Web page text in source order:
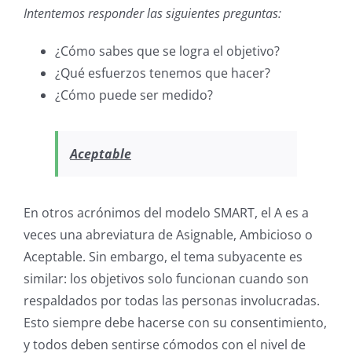
Intentemos responder las siguientes preguntas:
¿Cómo sabes que se logra el objetivo?
¿Qué esfuerzos tenemos que hacer?
¿Cómo puede ser medido?
Aceptable
En otros acrónimos del modelo SMART, el A es a
veces una abreviatura de Asignable, Ambicioso o
Aceptable. Sin embargo, el tema subyacente es
similar: los objetivos solo funcionan cuando son
respaldados por todas las personas involucradas.
Esto siempre debe hacerse con su consentimiento,
y todos deben sentirse cómodos con el nivel de